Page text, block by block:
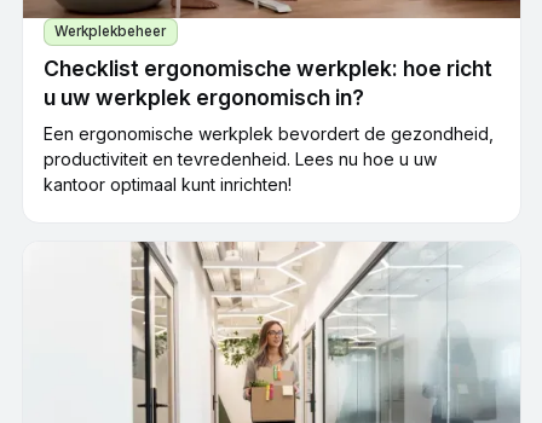
Werkplekbeheer
Checklist ergonomische werkplek: hoe richt
u uw werkplek ergonomisch in?
Een ergonomische werkplek bevordert de gezondheid,
productiviteit en tevredenheid. Lees nu hoe u uw
kantoor optimaal kunt inrichten!